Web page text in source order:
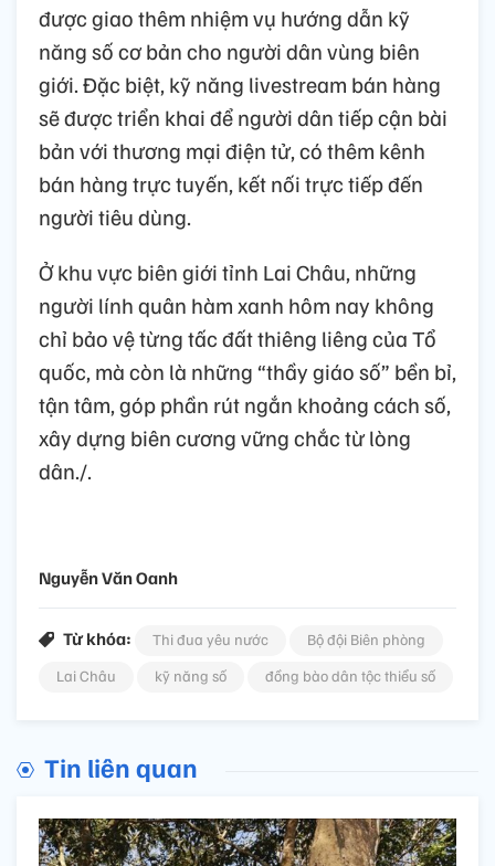
được giao thêm nhiệm vụ hướng dẫn kỹ
năng số cơ bản cho người dân vùng biên
giới. Đặc biệt, kỹ năng livestream bán hàng
sẽ được triển khai để người dân tiếp cận bài
bản với thương mại điện tử, có thêm kênh
bán hàng trực tuyến, kết nối trực tiếp đến
người tiêu dùng.
Ở khu vực biên giới tỉnh Lai Châu, những
người lính quân hàm xanh hôm nay không
chỉ bảo vệ từng tấc đất thiêng liêng của Tổ
quốc, mà còn là những “thầy giáo số” bền bỉ,
tận tâm, góp phần rút ngắn khoảng cách số,
xây dựng biên cương vững chắc từ lòng
dân./.
Nguyễn Văn Oanh
Từ khóa: Thi đua yêu nước
Bộ đội Biên phòng
Lai Châu
kỹ năng số đồng bào dân tộc thiểu số
Tin liên quan